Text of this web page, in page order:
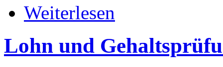
Weiterlesen
Lohn und